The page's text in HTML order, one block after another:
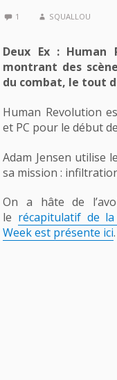
1 SQUALLOU
Deux Ex : Human
montrant des
du combat, le tout
Human Revolution
et PC pour le début
Adam Jensen utilise
sa mission :
On a hâte de
le récapitulatif de
Week est présente ici.